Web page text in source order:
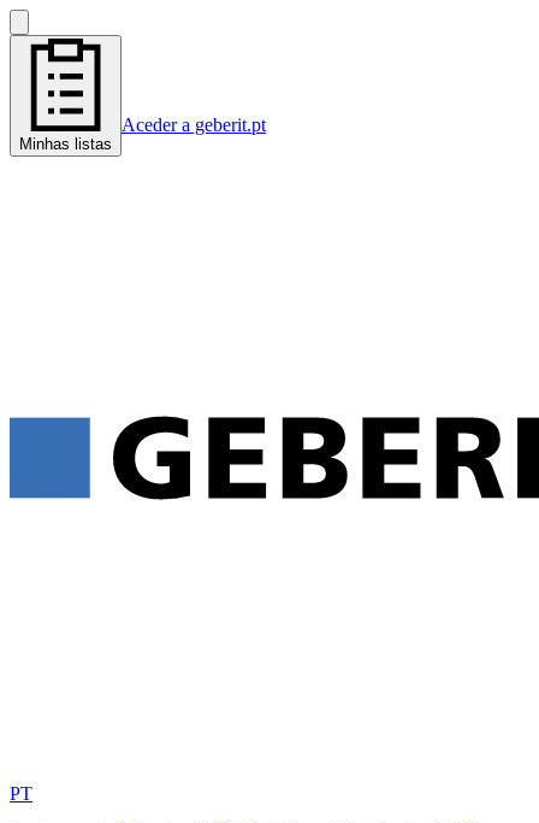
Minhas listas
Aceder a geberit.pt
PT